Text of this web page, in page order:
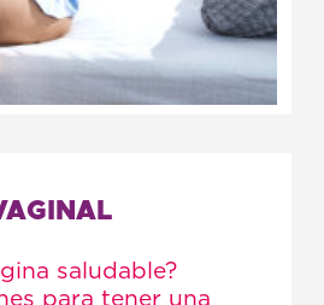
saludable?
para tener una